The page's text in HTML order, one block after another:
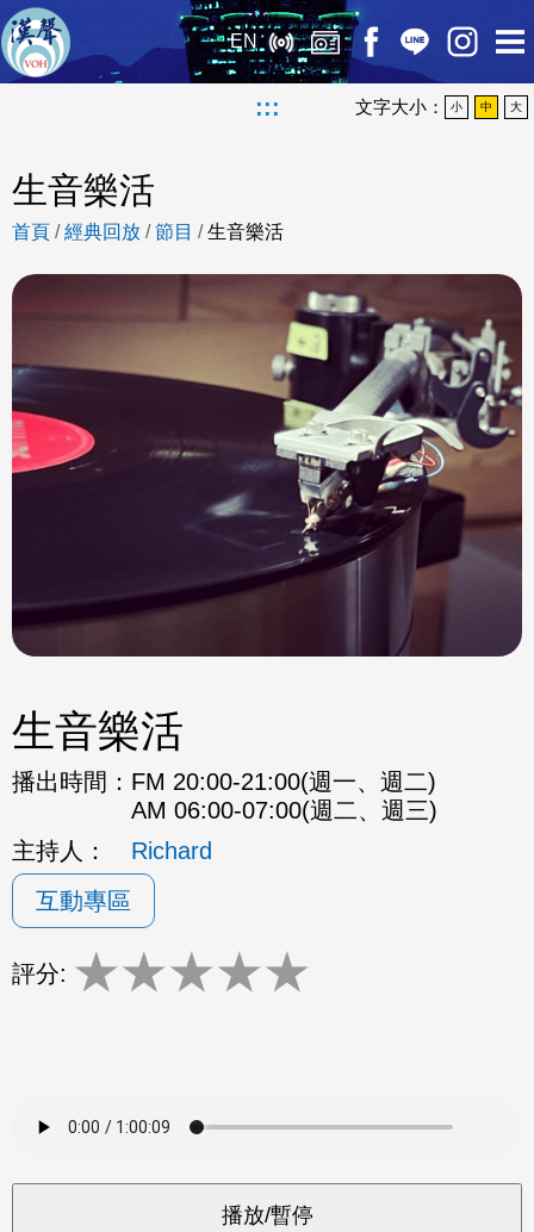
EN
::: 文字大小： 小 中 大
生音樂活
首頁 /經典回放 /節目 /生音樂活
生音樂活
播出時間： FM 20:00-21:00(週一、週二)
AM 06:00-07:00(週二、週三)
主持人：
Richard
互動專區
評分: ★★★★★